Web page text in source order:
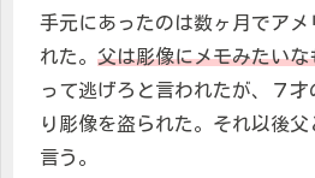
手元にあったのは数ヶ月でア
れた。 父は彫像にメモみたいな
って逃げろと言われたが、７
り彫像を盗られた。それ以後
言う。